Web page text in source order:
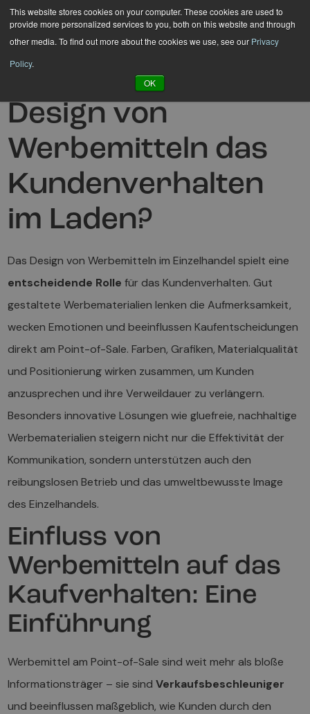
This website stores cookies on your computer. These cookies are used to
provide more personalized services to you, both on this website and through
other media. To find out more about the cookies we use, see our Privacy
Policy.
OK
Hyppää
sisältöön
Wie beeinflusst das
Design von
Werbemitteln das
Kundenverhalten
im Laden?
Das Design von Werbemitteln im Einzelhandel spielt eine
entscheidende Rolle für das Kundenverhalten. Gut
gestaltete Werbematerialien lenken die Aufmerksamkeit,
wecken Emotionen und beeinflussen Kaufentscheidungen
direkt am Point-of-Sale. Farben, Grafiken, Materialqualität
und Positionierung wirken zusammen, um Kunden
anzusprechen und ihre Verweildauer zu verlängern.
Besonders innovative Lösungen wie gluefreie, nachhaltige
Werbematerialien steigern nicht nur die Effektivität der
Kommunikation, sondern unterstützen auch den
reibungslosen Betrieb und das umweltbewusste Image
des Einzelhandels.
Einfluss von
Werbemitteln auf das
Kaufverhalten: Eine
Einführung
Werbemittel am Point-of-Sale sind weit mehr als bloße
Informationsträger – sie sindVerkaufsbeschleuniger
und beeinflussen maßgeblich, wie Kunden durch den